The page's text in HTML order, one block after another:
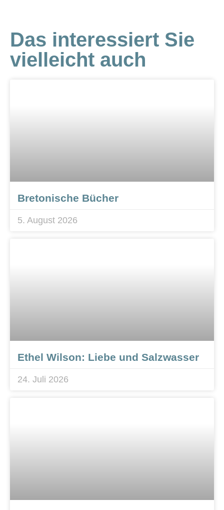
Das interessiert Sie
vielleicht auch
Bretonische Bücher
5. August 2026
Ethel Wilson: Liebe und Salzwasser
24. Juli 2026